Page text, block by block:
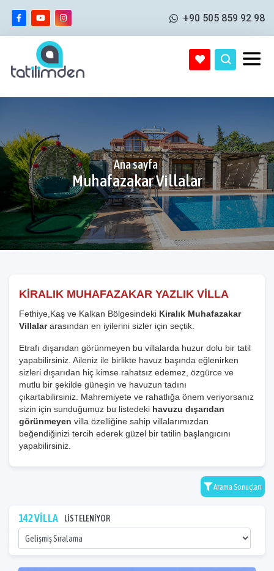
+90 505 859 92 98
Ana sayfa
Muhafazakar Villalar
KİRALIK MUHAFAZAKAR YAZLIK VİLLA
Fethiye,Kaş ve Kalkan Bölgesindeki Kiralık Muhafazakar
Villalararasından en iyilerini sizler için seçtik.
Etrafı dışarıdan görünmeyen bu villalarda huzur dolu bir tatil
yapabilirsiniz. Aileniz ile birlikte havuz başında eğlenirken
sizleri dışarıdan hiç kimse rahatsız edemez, özgürce ve
mutlu bir şekilde güneşin ve havuzun tadını
çıkartabilirsiniz. Mahremiyete ve rahatlığa önem veriyorsanız
sizin için sunduğumuz bu listedeki havuzu dışarıdan
görünmeyen villa özelliğine sahip villalarımızdan
beğendiğinizi tercih ederek güzel bir tatilin başlangıcını
yapabilirsiniz.
Arama Sonuçları
142 VİLLA LİSTELENİYOR